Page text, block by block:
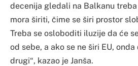
decenija gledali na Balkanu treba
mora širiti, čime se širi prostor
Treba se osloboditi iluzije da će
od sebe, a ako se ne širi EU,
drugi“, kazao je Janša.